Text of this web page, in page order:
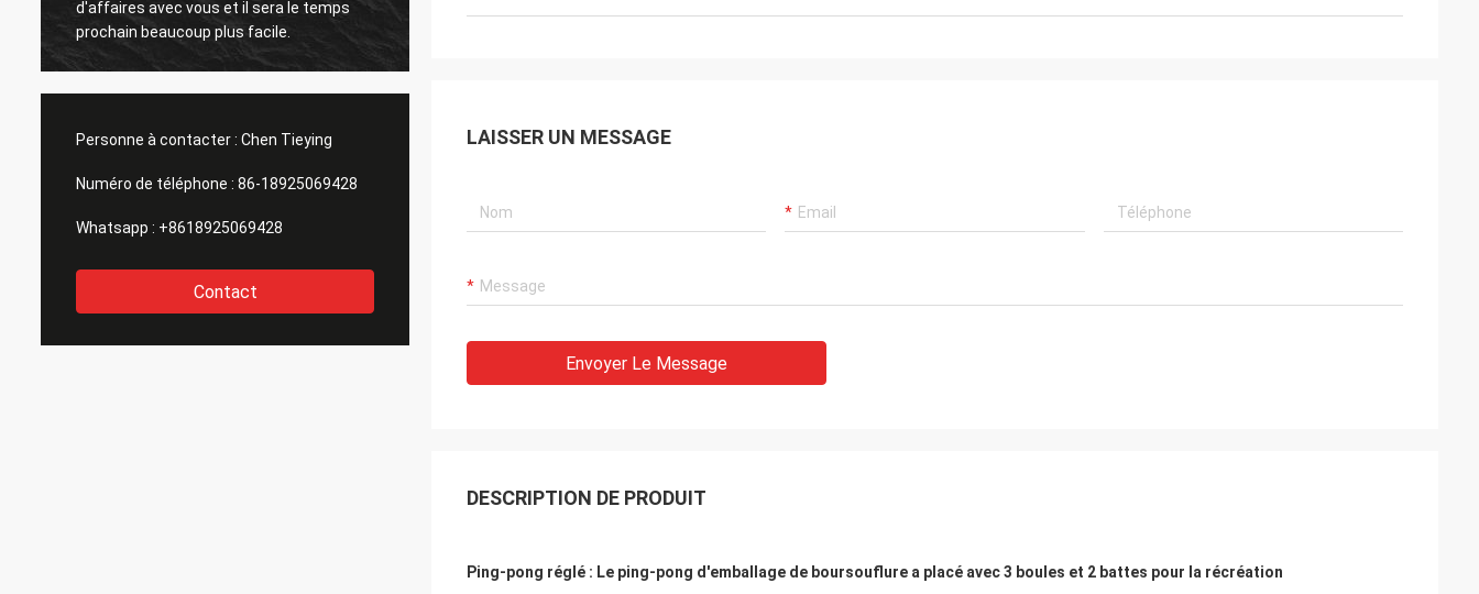
d'affaires avec vous et il sera le temps
prochain beaucoup plus facile.
Personne à contacter : Chen Tieying
Numéro de téléphone : 86-18925069428
Whatsapp : +8618925069428
Contact
LAISSER UN MESSAGE
Envoyer Le Message
DESCRIPTION DE PRODUIT
Ping-pong réglé : Le ping-pong d'emballage de boursouflure a placé avec 3 boules et 2 battes pour la récréation